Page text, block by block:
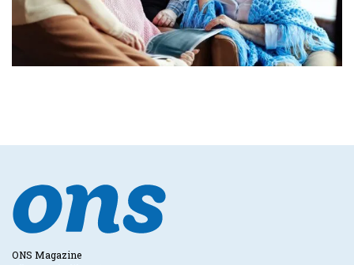
ONS Magazine